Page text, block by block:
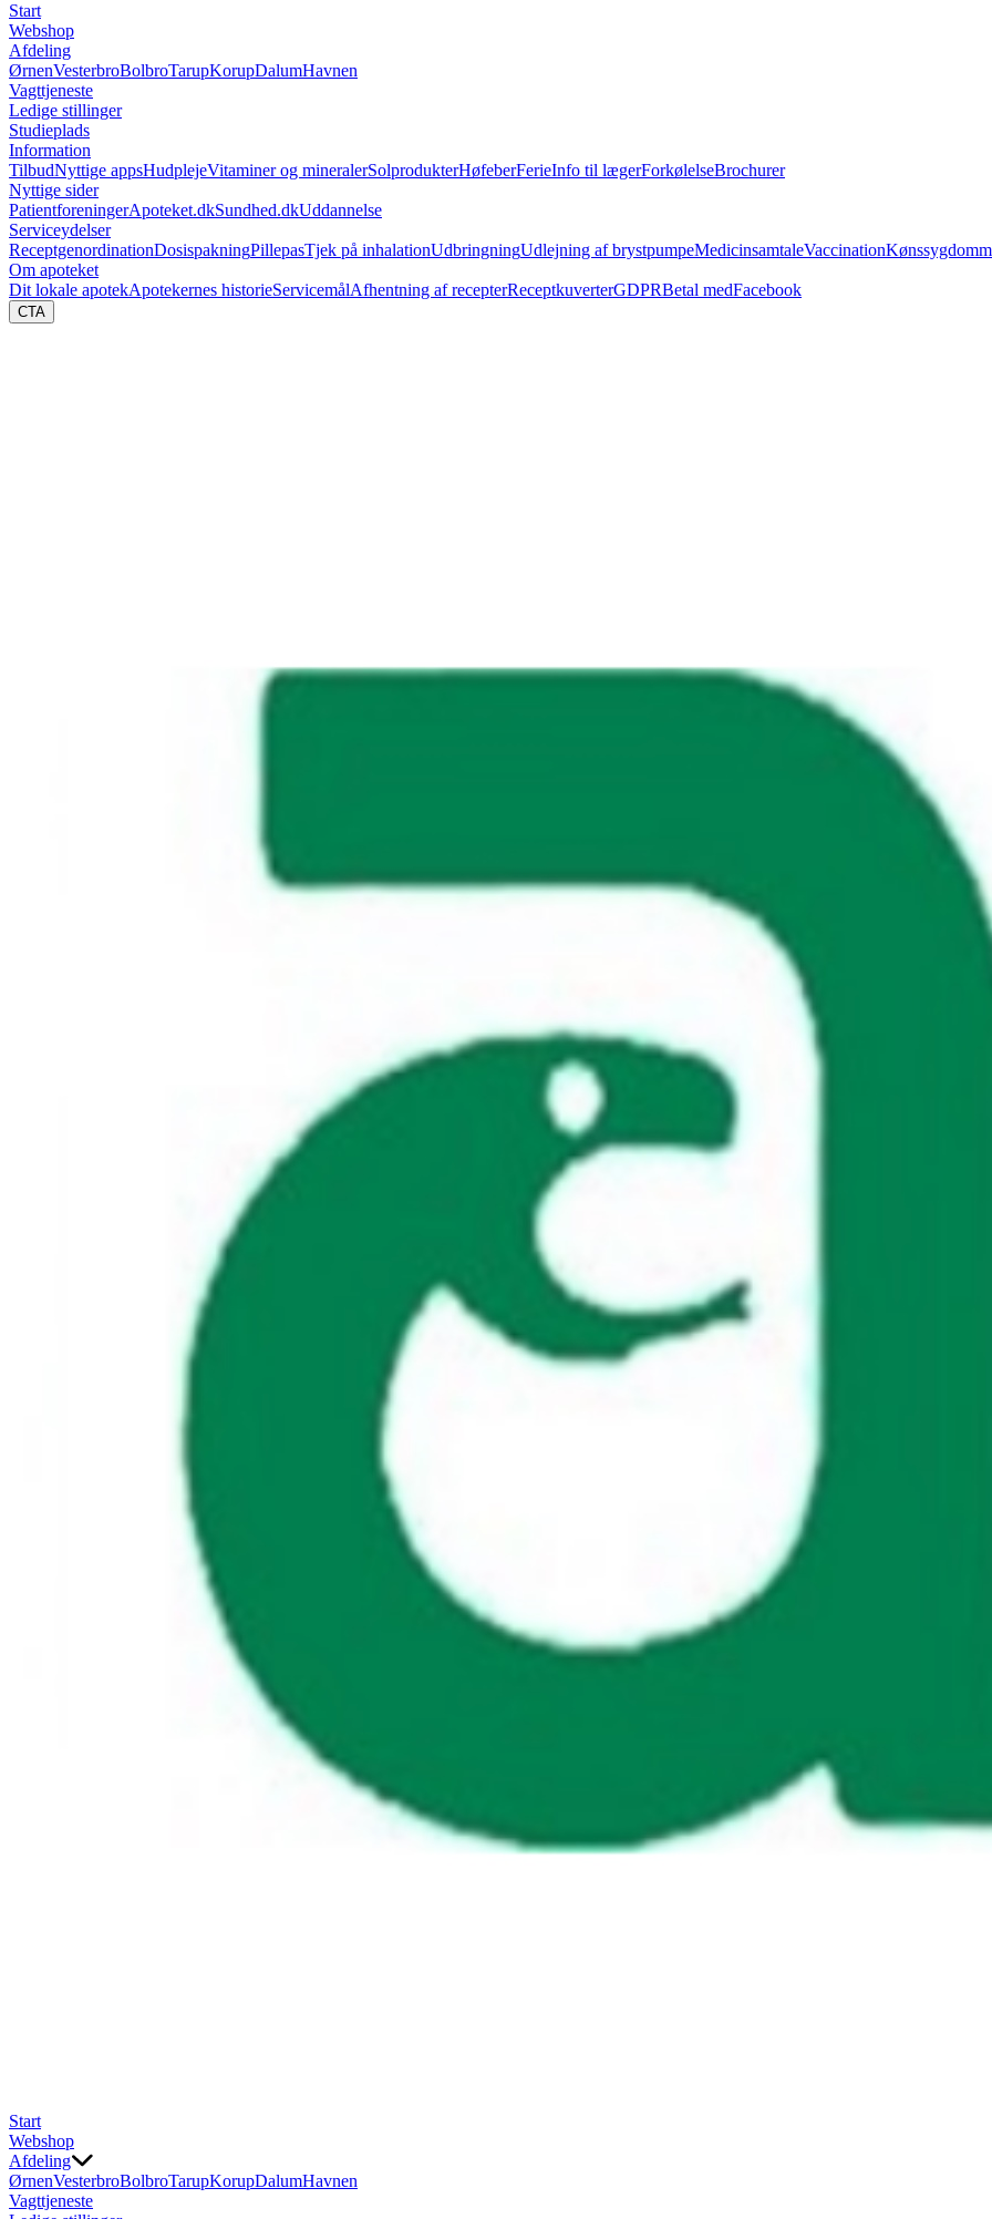
Start
Webshop
Afdeling
ØrnenVesterbroBolbroTarupKorupDalumHavnen
Vagttjeneste
Ledige stillinger
Studieplads
Information
TilbudNyttige appsHudplejeVitaminer og mineralerSolprodukterHøfeberFerieInfo til lægerForkølelseBrochurer
Nyttige sider
PatientforeningerApoteket.dkSundhed.dkUddannelse
Serviceydelser
ReceptgenordinationDosispakningPillepasTjek på inhalationUdbringningUdlejning af brystpumpeMedicinsamtaleVaccination
Om apoteket
Dit lokale apotekApotekernes historieServicemålAfhentning af recepterReceptkuverterGDPRBetal medFacebook
CTA
Start
Webshop
Afdeling
ØrnenVesterbroBolbroTarupKorupDalumHavnen
Vagttjeneste